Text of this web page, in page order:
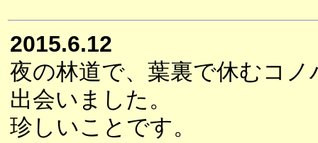
2015.6.12
夜の林道で、葉裏で休むコ
出会いました。
珍しいことです。